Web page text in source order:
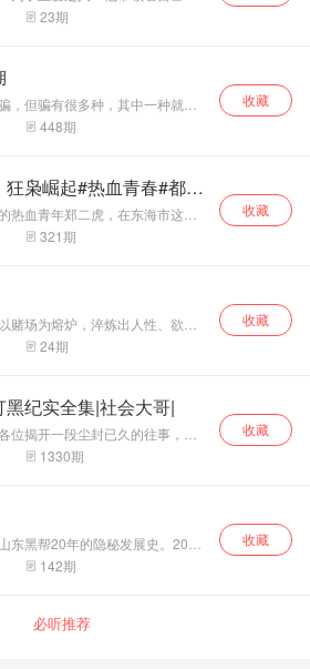
上了热血征途！用血与泪铺就了
者的王者之路！
23期
，但骗有很多种，其中一种就是
，这种称谓神棍，也是千门中的
断头局、剪刀煞、奇门遁甲、起
叔说，他们这行一定要少说多
里找破绽。而且他们有一套秘
般央求，二叔始终没有说出来，
去，可能会害了很多人...... 直到
娆抚媚的女人，找到了二叔......
448期
收藏
狂枭崛起#热血青春#都市
热血青年郑二虎，在东海市这片
的土地上， 如何一步步从懵懂少
风丧胆的狂枭。他身怀绝技，性
一双铁拳和一颗不屈的心，在东
巨浪。从街头混战到商场博弈，
道争霸，郑二虎用他的智慧和勇
属于自己的传奇故事
321期
收藏
赌场为熔炉，淬炼出人性、欲望
题。陈默因生活所迫沦为老千，
异化，林悦却于黑暗中坚守善
命引擎。
赌局反被吞噬，王豹对权财的贪
人物在欲望漩涡中迷失，最终自
贪念如渊，越陷越深”的生存真相。
中亮起微光。陈默在周叔、林悦
终极对决中，王豹伏法，陈默新
必胜、迷途知返犹未晚的信念，
行。
24期
收藏
纪实全集|社会大哥|
位揭开一段尘封已久的往事，那
年，奉天城中的传奇故事。那
起着一位社会大哥，人称“二哥”刘
哥，历经无数生死考验，最终脚
写下辉煌的篇章。故事始于20世
是一个被黑帮势力阴霾笼罩的年
1330期
收藏
东黑帮20年的隐秘发展史。20世
国家严打，待业青年元庆、向春
彬因为一次斗殴被判入狱。在狱
对方也在寻找机会复仇。于是，
血腥的江湖混战…… 这里有青春的
142期
收藏
必听推荐